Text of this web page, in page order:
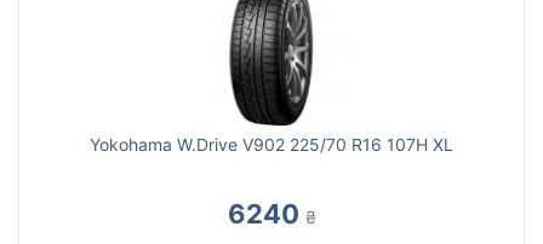
Yokohama W.Drive V902 225/70 R16 107H XL
6240 ₴